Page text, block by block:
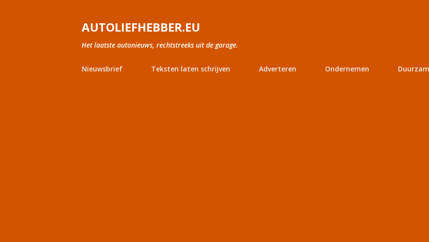
AUTOLIEFHEBBER.EU
Het laatste autonieuws, rechtstreeks uit de garage.
Nieuwsbrief Teksten laten schrijven Adverteren Ondernemen